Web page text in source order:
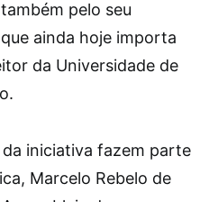
pelo seu
ainda hoje importa
da Universidade de
iniciativa fazem parte
Marcelo Rebelo de